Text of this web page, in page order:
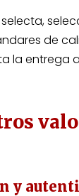
de
la entrega
y